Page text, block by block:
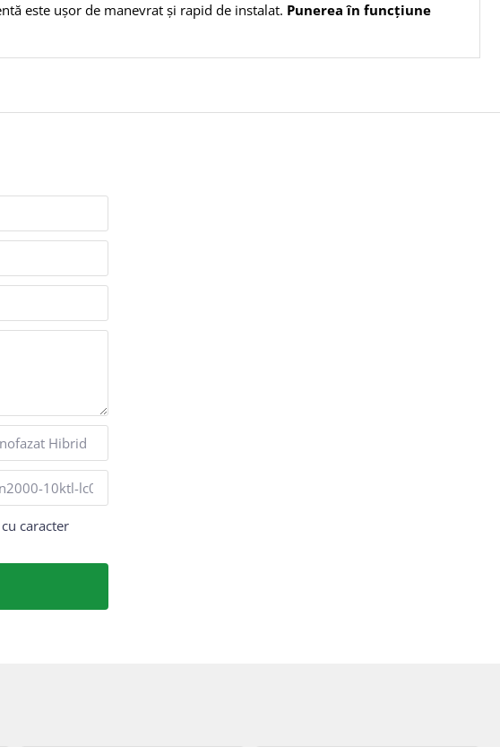
este ușor de manevrat și rapid de instalat. Punerea în funcțiune
caracter